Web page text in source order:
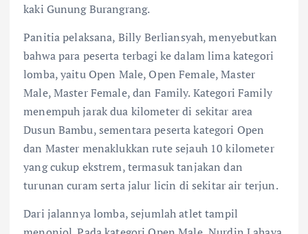
kaki Gunung Burangrang.
Panitia pelaksana, Billy Berliansyah, menyebutkan
bahwa para peserta terbagi ke dalam lima kategori
lomba, yaitu Open Male, Open Female, Master
Male, Master Female, dan Family. Kategori Family
menempuh jarak dua kilometer di sekitar area
Dusun Bambu, sementara peserta kategori Open
dan Master menaklukkan rute sejauh 10 kilometer
yang cukup ekstrem, termasuk tanjakan dan
turunan curam serta jalur licin di sekitar air terjun.
Dari jalannya lomba, sejumlah atlet tampil